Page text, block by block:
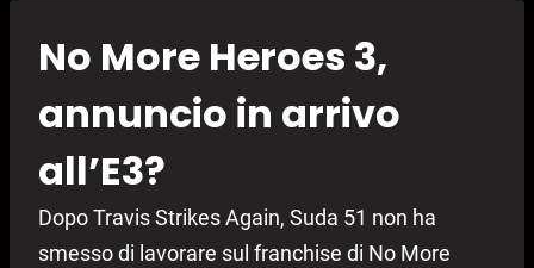
No More Heroes 3,
annuncio in arrivo
all’E3?
Dopo Travis Strikes Again, Suda 51 non ha
smesso di lavorare sul franchise di No More